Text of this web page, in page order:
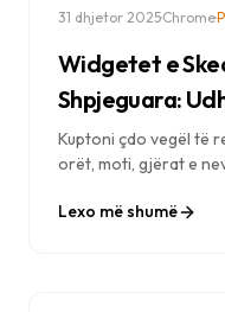
31 dhjetor 2025·Chrome·
Widgetet e
Shpjeguara:
Mjetet e
Kuptoni çdo vegël të
orët, moti, gjërat e
vegël për produktivitet
Lexo më shumë